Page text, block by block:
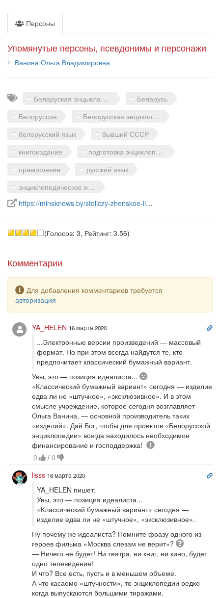
Персоны
Упомянутые персоны, псевдонимы и персонажи
Ванина Ольга Владимировна
Теги Беларуская энцыклапедыя
Беларусь
Белоруссия
Белорусская энциклопедия
белорусский язык
бывший СССР
книгоиздание
подготовка энциклопедий
православие
русский язык
энциклопедическое издательство
Ссылка на источник в интернете
https://minsknews.by/stoliczy-zhenskoe-liczo-direktor-i...
(Голосов: 3, Рейтинг: 3.56)
Комментарии
Предупреждение
Для добавления комментариев требуется
авторизация
YA_HELEN 16 марта 2020
...Электронные версии произведений — массовый
формат. Но при этом всегда найдутся те, кто
предпочитает классический бумажный вариант.
Увы, это — позиция идеалиста...
Печально
«Классический бумажный вариант» сегодня — изделие
едва ли не «штучное», «эксклюзивное». И в этом
смысле учреждение, которое сегодня возглавляет
Ольга Ванина, — основной производитель таких
«изделий». Дай Бог, чтобы для проектов «Белорусской
энциклопедии» всегда находилось необходимое
финансирование и господдержка!
Восклицание
0
/ 0
lisss 16 марта 2020
YA_HELEN пишет:
Увы, это — позиция идеалиста...
«Классический бумажный вариант» сегодня —
изделие едва ли не «штучное», «эксклюзивное».
Ну почему же идеалиста? Помните фразу одного из
героев фильма «Москва слезам не верит»?
— Ничего не будет! Ни театра, ни книг, ни кино, будет
одно телевидение!
И что? Все есть, пусть и в меньшем объеме.
А что касаемо «штучности», то энциклопедии редко
когда выпускаются большими тиражами.